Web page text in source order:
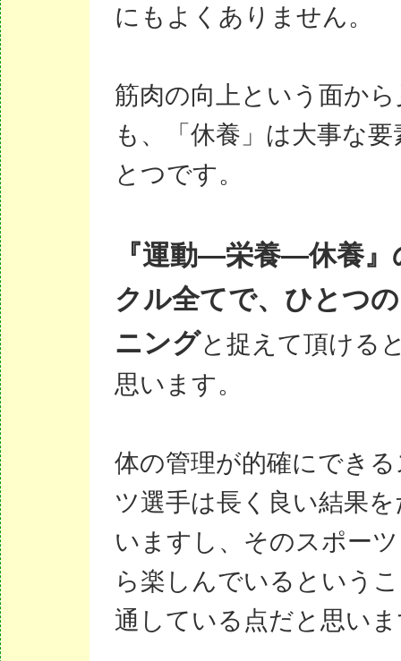
にもよくありません。
筋肉の向上という面か
も、「休養」は大事な
とつです。
『運動―栄養―休養』
クル全てで、ひとつ
ニングと捉えて頂ける
思います。
体の管理が的確にでき
ツ選手は長く良い結果
いますし、そのスポー
ら楽しんでいるという
通している点だと思い